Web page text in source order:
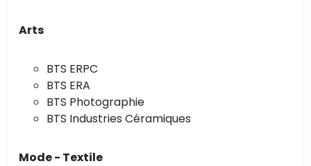
Arts
BTS ERPC
BTS ERA
BTS Photographie
BTS Industries Céramiques
Mode - Textile